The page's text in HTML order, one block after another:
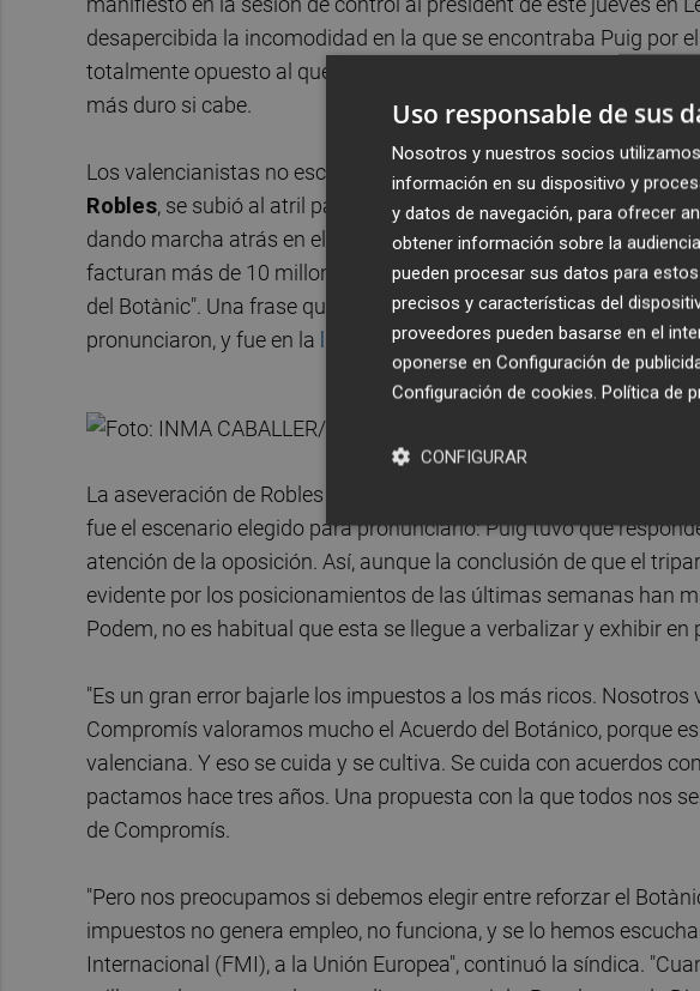
desapercibida la incomodidad en la que se encontraba Puig por
totalmente opuesto al que acostumbran a utilizar cuando suben
más duro si cabe.
Los valencianistas no escatimaron en sus críticas a esta
Robles, se subió al atril para invitar al jefe del Consell a
dando marcha atrás en el asunto. En un tono pausado, le
facturan más de 10 millones es "un gran error que no ayuda a
del Botànic". Una frase que pocas veces se ha oído.Rafa Climent
pronunciaron, y fue en la legislatura pasadaa raíz de los
La aseveración de Robles es dura de encajar para el jefe del
fue el escenario elegido para pronunciarlo: Puig tuvo que
atención de la oposición. Así, aunque la conclusión de que el
evidente por los posicionamientos de las últimas semanas han
Podem, no es habitual que esta se llegue a verbalizar y exhibir en
"Es un gran error bajarle los impuestos a los más ricos.
Compromís valoramos mucho el Acuerdo del Botánico, porque
valenciana. Y eso se cuida y se cultiva. Se cuida con acuerdos
pactamos hace tres años. Una propuesta con la que todos nos
de Compromís.
"Pero nos preocupamos si debemos elegir entre reforzar el
impuestos no genera empleo, no funciona, y se lo hemos
Internacional (FMI), a la Unión Europea", continuó la síndica.
Uso responsable de sus
Nosotros y nuestros socios
información en su dispositivo y
y datos de navegación, para ofrecer
obtener información sobre la
pueden procesar sus datos para
precisos y características del
proveedores pueden basarse en el
oponerse en Configuración de
Configuración de cookies. Política de
CONFIGURAR